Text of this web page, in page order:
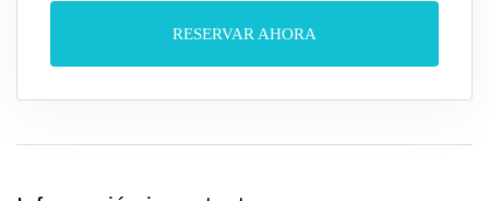
RESERVAR AHORA